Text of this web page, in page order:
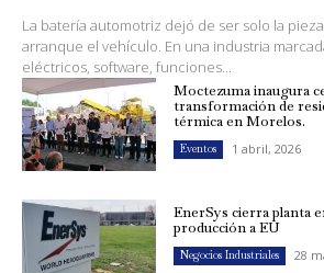
La batería automotriz dejó de ser solo la
arranque el vehículo. En una industria
eléctricos, software, funciones...
Moctezuma inaugura
transformación de
térmica en Morelos.
Eventos 1 abril, 2026
EnerSys cierra planta
producción a EU
Negocios Industriales 28